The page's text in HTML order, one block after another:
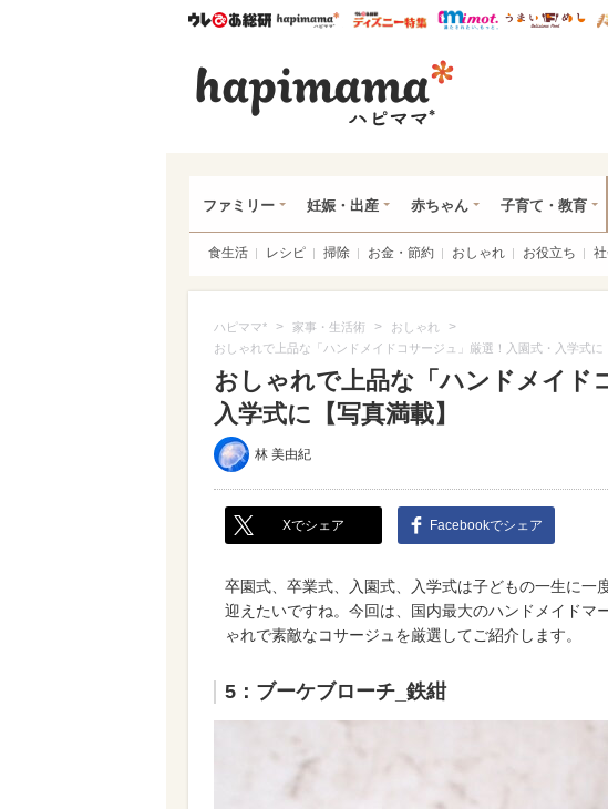
ウレぴあ総研ハピママ* ウレぴあ総研 ディズニ
mimot.
ファミリー 妊娠・出産 赤ちゃん 子育て・教育
食生活 レシピ 掃除 お金・節約 おしゃれ お役立ち
ハピママ* > 家事・生活術 > おしゃれ >
おしゃれで上品な「ハンドメイドコサージュ」厳選！入園式・入学式に
おしゃれで上品な「ハンドメイド
入学式に【写真満載】
林 美由紀
Xでシェア Facebookでシェア
卒園式、卒業式、入園式、入学式は子どもの一生に一
迎えたいですね。今回は、国内最大のハンドメイドマ
ゃれで素敵なコサージュを厳選してご紹介します。
5：ブーケブローチ_鉄紺